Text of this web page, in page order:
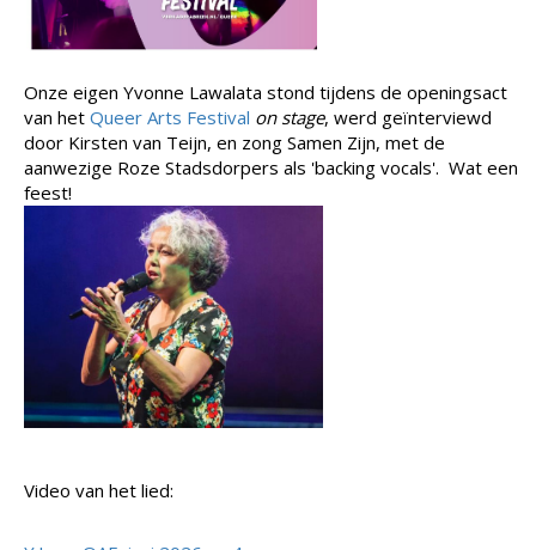
Onze eigen Yvonne Lawalata stond tijdens de openingsact
van het Queer Arts Festival on stage, werd geïnterviewd
door Kirsten van Teijn, en zong Samen Zijn, met de
aanwezige Roze Stadsdorpers als 'backing vocals'. Wat een
feest!
Video van het lied: